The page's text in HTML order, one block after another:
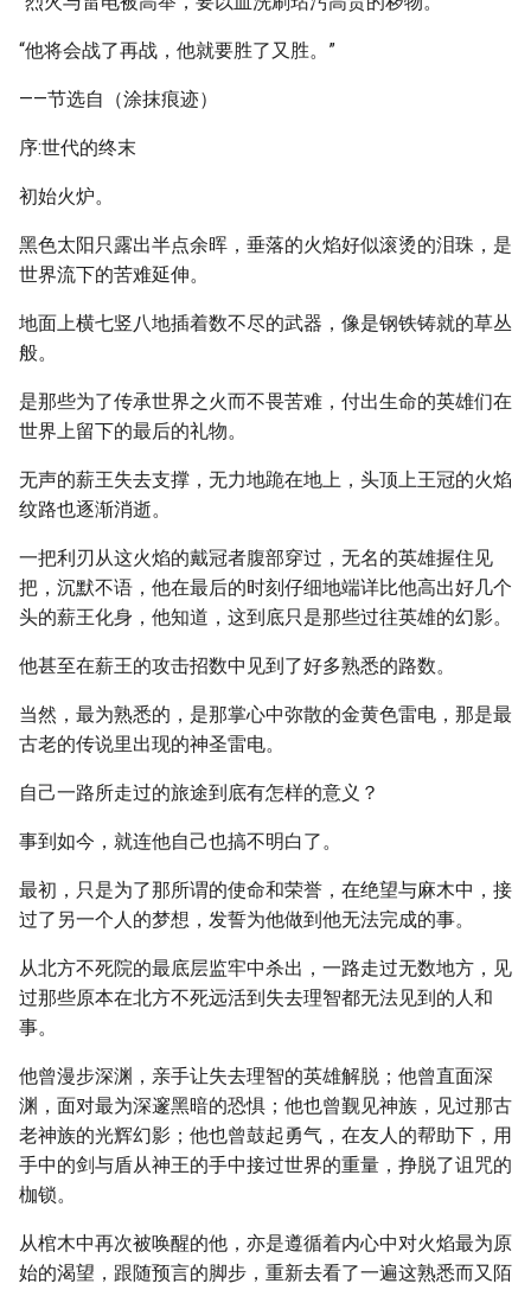
“他将会战了再战，他就要胜了又胜。”
——节选自（涂抹痕迹）
序:世代的终末
初始火炉。
黑色太阳只露出半点余晖，垂落的火焰好似滚烫的泪珠，是
世界流下的苦难延伸。
地面上横七竖八地插着数不尽的武器，像是钢铁铸就的草丛
般。
是那些为了传承世界之火而不畏苦难，付出生命的英雄们在
世界上留下的最后的礼物。
无声的薪王失去支撑，无力地跪在地上，头顶上王冠的火焰
纹路也逐渐消逝。
一把利刃从这火焰的戴冠者腹部穿过，无名的英雄握住见
把，沉默不语，他在最后的时刻仔细地端详比他高出好几个
头的薪王化身，他知道，这到底只是那些过往英雄的幻影。
他甚至在薪王的攻击招数中见到了好多熟悉的路数。
当然，最为熟悉的，是那掌心中弥散的金黄色雷电，那是最
古老的传说里出现的神圣雷电。
自己一路所走过的旅途到底有怎样的意义？
事到如今，就连他自己也搞不明白了。
最初，只是为了那所谓的使命和荣誉，在绝望与麻木中，接
过了另一个人的梦想，发誓为他做到他无法完成的事。
从北方不死院的最底层监牢中杀出，一路走过无数地方，见
过那些原本在北方不死远活到失去理智都无法见到的人和
事。
他曾漫步深渊，亲手让失去理智的英雄解脱；他曾直面深
渊，面对最为深邃黑暗的恐惧；他也曾觐见神族，见过那古
老神族的光辉幻影；他也曾鼓起勇气，在友人的帮助下，用
手中的剑与盾从神王的手中接过世界的重量，挣脱了诅咒的
枷锁。
从棺木中再次被唤醒的他，亦是遵循着内心中对火焰最为原
始的渴望，跟随预言的脚步，重新去看了一遍这熟悉而又陌